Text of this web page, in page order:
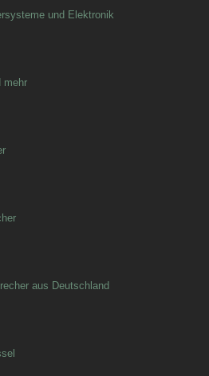
und Elektronik
mehr
aus Deutschland